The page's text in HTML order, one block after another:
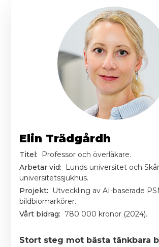
Elin Trädgårdh
Titel:
Professor och överläkare.
Arbetar vid:
Lunds universitet och
universitetssjukhus.
Projekt:
Utveckling av AI-baserade
bildbiomarkörer.
Vårt bidrag: 780 000 kronor (2024).
Stort steg mot bästa tänkbara